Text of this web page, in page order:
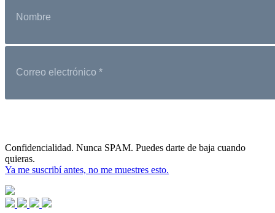
Confidencialidad. Nunca SPAM. Puedes darte de baja cuando
quieras.
Ya me suscribí antes, no me muestres esto.